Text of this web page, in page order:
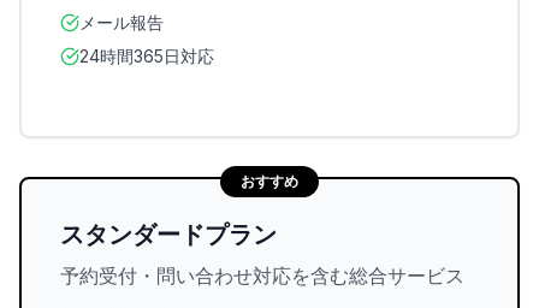
メール報告
24時間365日対応
おすすめ
スタンダードプラン
予約受付・問い合わせ対応を含む総合サービス